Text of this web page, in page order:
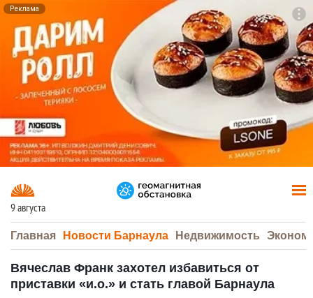
Реклама
9 августа
Главная Новости Барнаула Недвижимость
Вячеслав Франк захотел избавиться от
приставки «и.о.» и стать главой Барнаула